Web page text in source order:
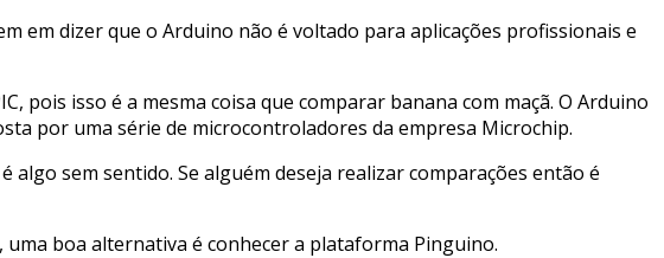
em dizer que o Arduino não é voltado para aplicações profissionais e
pois isso é a mesma coisa que comparar banana com maçã. O Arduino
por uma série de microcontroladores da empresa Microchip.
sem sentido. Se alguém deseja realizar comparações então é
boa alternativa é conhecer a plataforma Pinguino.